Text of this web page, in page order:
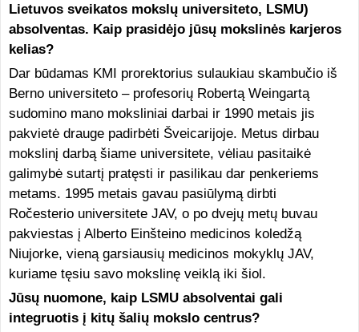
Lietuvos sveikatos mokslų universiteto, LSMU)
absolventas. Kaip prasidėjo jūsų mokslinės karjeros
kelias?
Dar būdamas KMI prorektorius sulaukiau skambučio iš
Berno universiteto – profesorių Robertą Weingartą
sudomino mano moksliniai darbai ir 1990 metais jis
pakvietė drauge padirbėti Šveicarijoje. Metus dirbau
mokslinį darbą šiame universitete, vėliau pasitaikė
galimybė sutartį pratęsti ir pasilikau dar penkeriems
metams. 1995 metais gavau pasiūlymą dirbti
Ročesterio universitete JAV, o po dvejų metų buvau
pakviestas į Alberto Einšteino medicinos koledžą
Niujorke, vieną garsiausių medicinos mokyklų JAV,
kuriame tęsiu savo mokslinę veiklą iki šiol.
Jūsų nuomone, kaip LSMU absolventai gali
integruotis į kitų šalių mokslo centrus?